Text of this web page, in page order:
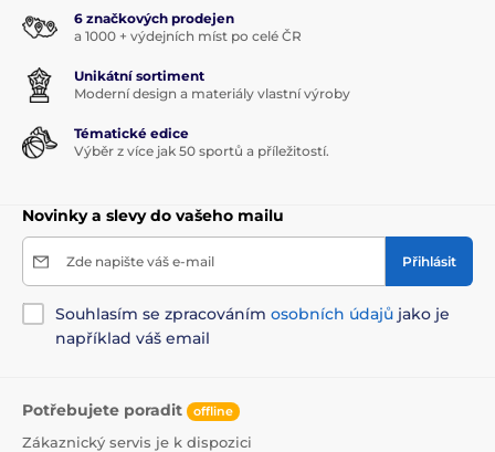
6 značkových prodejen
a 1000 + výdejních míst po celé ČR
Unikátní sortiment
Moderní design a materiály vlastní výroby
Tématické edice
Výběr z více jak 50 sportů a příležitostí.
Novinky a slevy do vašeho mailu
Zde napište váš e-mail Přihlásit
Souhlasím se zpracováním osobních údajů jako je
například váš email
Potřebujete poradit offline
Zákaznický servis je k dispozici